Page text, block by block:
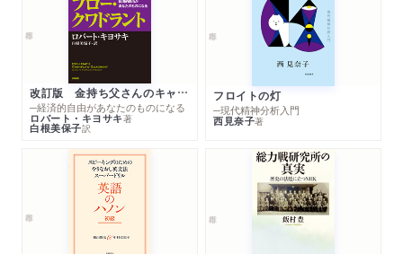
改訂版 金持ち父さんのキャッシュフロー・クワドラント
─経済的自由があなたのものになる
ロバート・キヨサキ著
白根美保子訳
フロイトの灯
─現代精神分析入門
西見奈子著